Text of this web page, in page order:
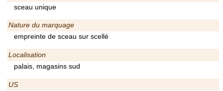
sceau unique
Nature du marquage
empreinte de sceau sur scellé
Localisation
palais, magasins sud
US